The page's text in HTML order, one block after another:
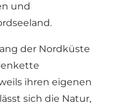
und
der Nordküste
ihren eigenen
sich die Natur,